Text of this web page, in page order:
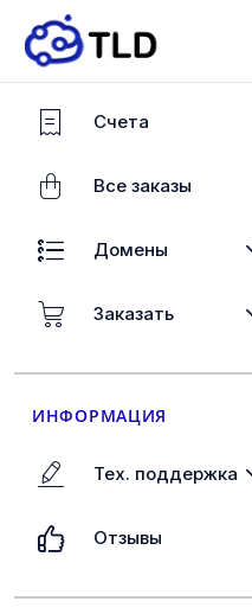
Счета
Все заказы
Домены
Заказать
ИНФОРМАЦИЯ
Тех. поддержка
Отзывы